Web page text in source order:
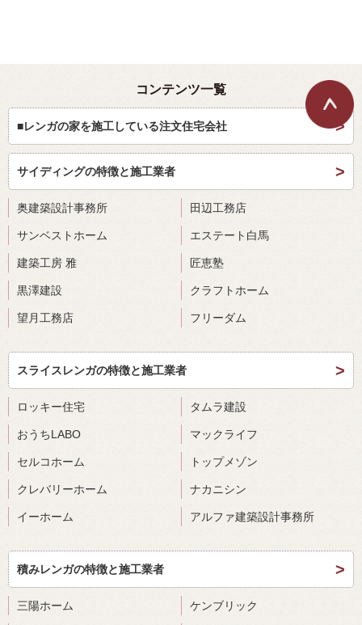
コンテンツ一覧
■レンガの家を施工している注文住宅会社
サイディングの特徴と施工業者
奥建築設計事務所 田辺工務店
サンベストホーム エステート白馬
建築工房 雅 匠恵塾
黒澤建設 クラフトホーム
望月工務店 フリーダム
スライスレンガの特徴と施工業者
ロッキー住宅 タムラ建設
おうちLABO マックライフ
セルコホーム トップメゾン
クレバリーホーム ナカニシン
イーホーム アルファ建築設計事務所
積みレンガの特徴と施工業者
三陽ホーム ケンブリック